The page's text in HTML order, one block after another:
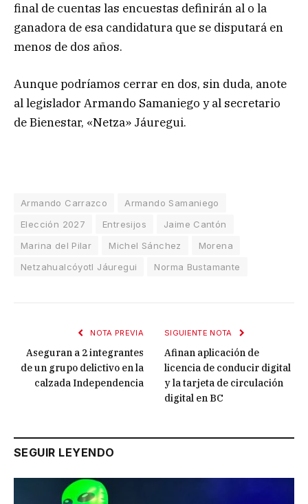
final de cuentas las encuestas definirán al o la
ganadora de esa candidatura que se disputará en
menos de dos años.
Aunque podríamos cerrar en dos, sin duda, anote
al legislador Armando Samaniego y al secretario
de Bienestar, «Netza» Jáuregui.
Armando Carrazco
Armando Samaniego
Elección 2027
Entresijos
Jaime Cantón
Marina del Pilar
Michel Sánchez
Morena
Netzahualcóyotl Jáuregui
Norma Bustamante
NOTA PREVIA
Aseguran a 2 integrantes
de un grupo delictivo en la
calzada Independencia
SIGUIENTE NOTA
Afinan aplicación de
licencia de conducir digital
y la tarjeta de circulación
digital en BC
SEGUIR LEYENDO